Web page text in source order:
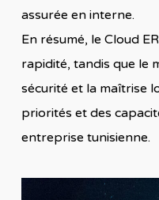
assurée en interne.
En résumé, le Cloud
rapidité, tandis que le
sécurité et la maîtrise
priorités et des
entreprise tunisienne.